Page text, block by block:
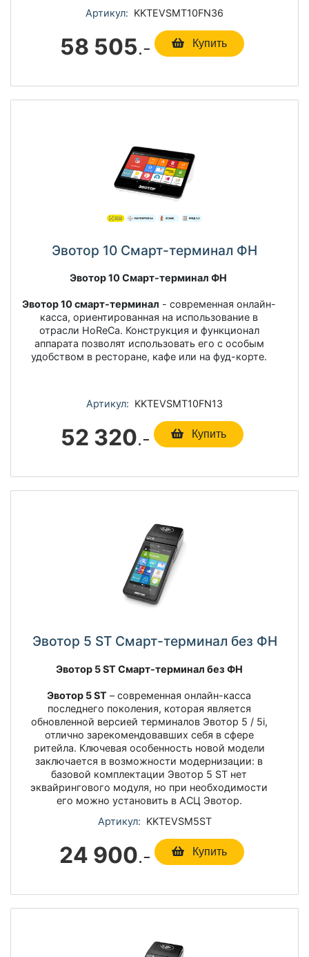
Артикул: KKTEVSMT10FN36
58 505.- Купить
Эвотор 10 Смарт-терминал ФН
Эвотор 10 Смарт-терминал ФН
Эвотор 10 смарт-терминал - современная онлайн-
касса, ориентированная на использование в
отрасли HoReCа. Конструкция и функционал
аппарата позволят использовать его с особым
удобством в ресторане, кафе или на фуд-корте.
Артикул: KKTEVSMT10FN13
52 320.- Купить
Эвотор 5 ST Смарт-терминал без ФН
Эвотор 5 ST Смарт-терминал без ФН
Эвотор 5 ST – современная онлайн-касса
последнего поколения, которая является
обновленной версией терминалов Эвотор 5 / 5i,
отлично зарекомендовавших себя в сфере
ритейла. Ключевая особенность новой модели
заключается в возможности модернизации: в
базовой комплектации Эвотор 5 ST нет
эквайрингового модуля, но при необходимости
его можно установить в АСЦ Эвотор.
Артикул: KKTEVSM5ST
24 900.- Купить